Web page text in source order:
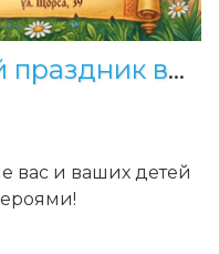
Сказочный детский праздник в Смене! 8 и 9 августа
вас и ваших детей